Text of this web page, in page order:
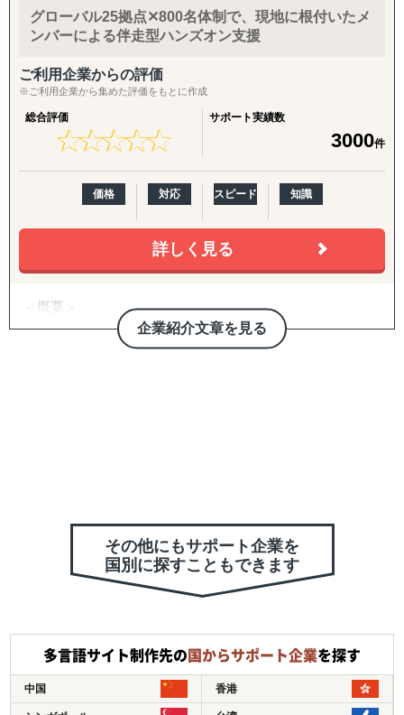
・アメリカ、ヨーロッパでの売上達成
・アメリカ、ヨーロッパでの販路拡大
ケティングサポート
・効率的かつ低リスクでのアメリカ進出、ヨーロッパ進出
・戦略的パートナーマネジメント
・アメリカでのM&A
・アメリカでの会計、人事、法務の業務委託
グローハイはこれまでに中小企業から大企業まで様々な規
模、業界の数多くの日本企業のアメリカ進出、中国進出、
ヨーロッパ進出を成功に導いてきました。
グローバル25拠点✕800名体制で、現地に根付いたメ
ンバーによる伴走型ハンズオン支援
ご利用企業からの評価
※ご利用企業から集めた評価をもとに作成
総合評価
★★★★★
★★★★★
サポート実績数
3000件
価格 対応 スピード 知識
詳しく見る
企業紹介文章を見る
＜概要＞
・アジアを中心とする世界21拠点、コンサルタント800名
体制を有する、日系独立系では最大級のコンサルティング
ハウを提供
・コンサルティング事業と併行して、当社グループで展開
する自社事業群（パーソナルケア/飲食業/ヘルスケア/卸売/
教育など）の海外展開実績に基づく、実践的なアドバイス
・調査/戦略から、現地パートナー発掘、現地拠点/オペレ
ーション構築、M&A、海外営業/顧客獲得、現地事業マネ
ジメントまで、一気通貫で支援
その他にもサポート企業を
国別に探すこともできます
多言語サイト制作先の国からサポート企業を探す
中国 香港